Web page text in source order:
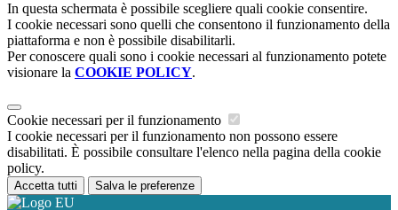
In questa schermata è possibile scegliere quali cookie consentire.
I cookie necessari sono quelli che consentono il funzionamento della
piattaforma e non è possibile disabilitarli.
Per conoscere quali sono i cookie necessari al funzionamento potete
visionare la COOKIE POLICY.
Cookie necessari per il funzionamento
I cookie necessari per il funzionamento non possono essere
disabilitati. È possibile consultare l'elenco nella pagina della cookie
policy.
Accetta tutti Salva le preferenze